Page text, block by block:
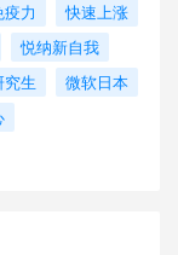
力
快速上涨
悦纳新自我
究生
微软日本